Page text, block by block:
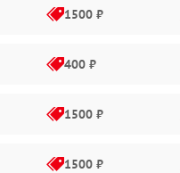
1500 ₽
400 ₽
1500 ₽
1500 ₽